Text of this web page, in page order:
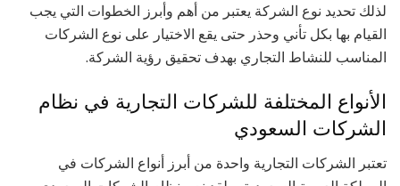
لذلك تحديد نوع الشركة يعتبر من أهم وأبرز الخطوات التي يجب
القيام بها بكل تأني وحذر حتى يقع الاختيار على نوع الشركات
المناسب للنشاط التجاري بهدف تحقيق رؤية الشركة.
الأنواع المختلفة للشركات التجارية في نظام
الشركات السعودي
تعتبر الشركات التجارية واحدة من أبرز أنواع الشركات في